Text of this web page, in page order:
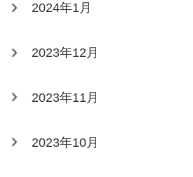
2024年1月
2023年12月
2023年11月
2023年10月